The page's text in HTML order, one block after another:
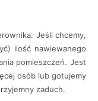
Jeśli chcemy,
ilość nawiewanego
pomieszczeń. Jest
osób lub gotujemy
zaduch.